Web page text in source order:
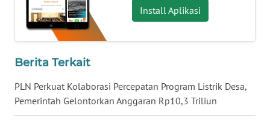
Install Aplikasi
Berita Terkait
PLN Perkuat Kolaborasi Percepatan Program Listrik Desa,
Pemerintah Gelontorkan Anggaran Rp10,3 Triliun
WN
BENGKULU
WN
LAMPUNG
WN